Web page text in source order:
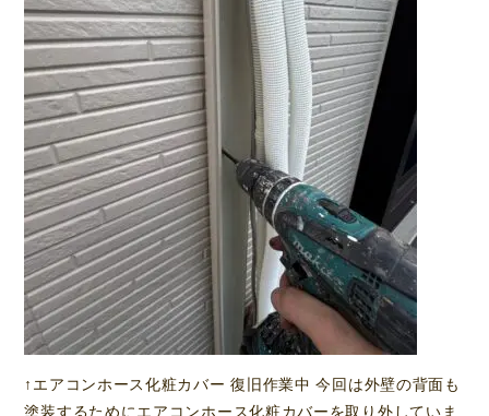
↑エアコンホース化粧カバー 復旧作業中 今回は外壁の背面も
塗装するためにエアコンホース化粧カバーを取り外していま